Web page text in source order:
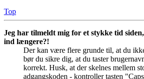
Top
Jeg har tilmeldt mig for et stykke tid
ind længere?!
Der kan være flere grunde til, at du
bør du sikre dig, at du taster
korrekt. Husk, at der skelnes mellem
adgangskoden - kontroller tasten